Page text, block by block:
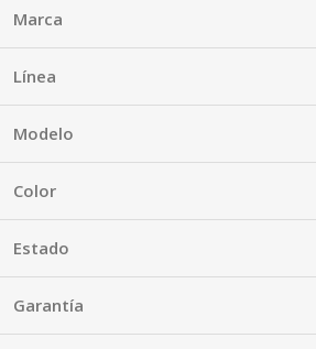
Marca
Línea
Modelo
Color
Estado
Garantía